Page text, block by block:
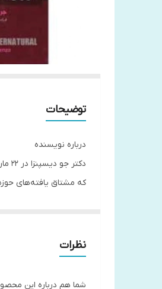
توضیحات
درباره نویسنده
که مشتاق یافته‌های
دیسپنزا از این دانش
خود را تکامل بخشند. در طول دهه‌ گذشته‌، دکتر دیسپنزا در 24
نظرات
شما هم درباره این